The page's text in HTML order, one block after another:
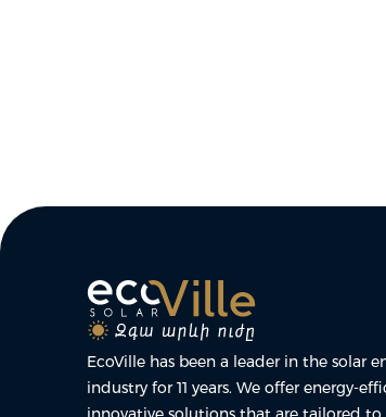
EcoVille has been a leader in the solar
industry for 11 years. We offer energy-